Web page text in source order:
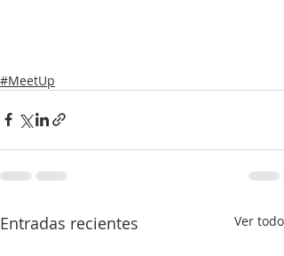
#MeetUp
Entradas recientes Ver todo